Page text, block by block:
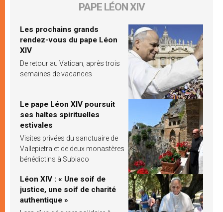
PAPE LÉON XIV
Les prochains grands
rendez-vous du pape Léon
XIV
De retour au Vatican, après trois
semaines de vacances
Le pape Léon XIV poursuit
ses haltes spirituelles
estivales
Visites privées du sanctuaire de
Vallepietra et de deux monastères
bénédictins à Subiaco
Léon XIV : « Une soif de
justice, une soif de charité
authentique »